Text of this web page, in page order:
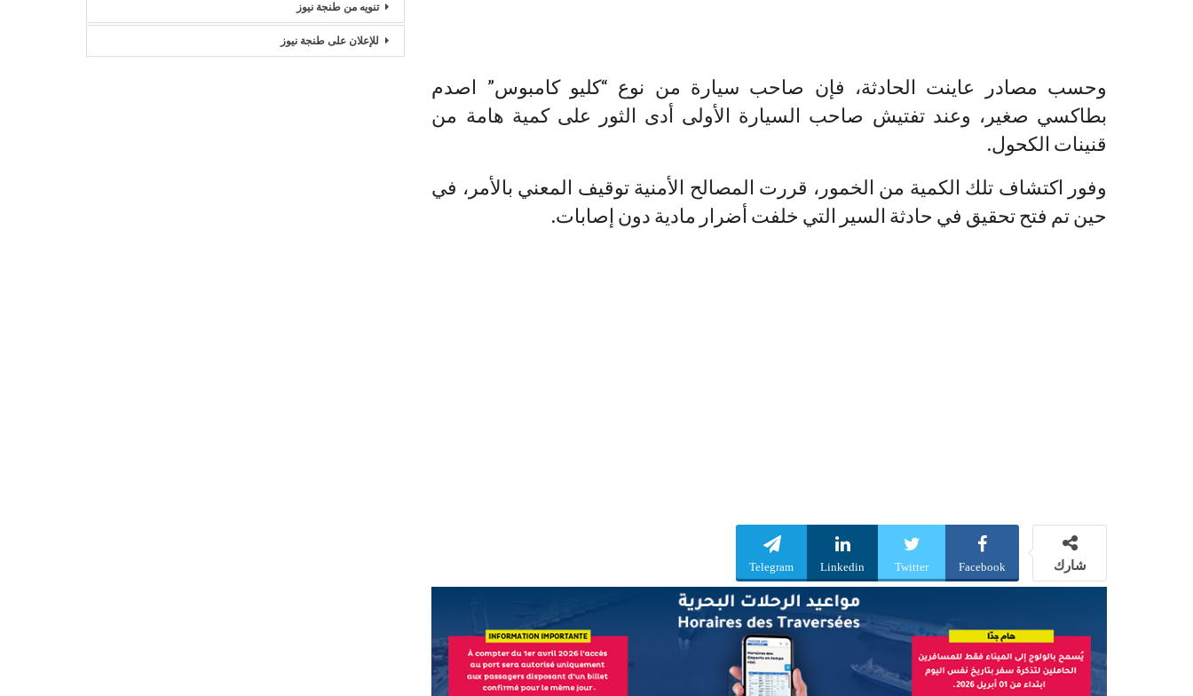
وحسب مصادر عاينت الحادثة، فإن صاحب سيارة من نوع “كليو كامبوس” اصدم
بطاكسي صغير، وعند تفتيش صاحب السيارة الأولى أدى الثور على كمية هامة من
قنينات الكحول.
وفور اكتشاف تلك الكمية من الخمور، قررت المصالح الأمنية توقيف المعني بالأمر، في
حين تم فتح تحقيق في حادثة السير التي خلفت أضرار مادية دون إصابات.
شارك Facebook
Twitter
Linkedin
Telegram
تنويه من طنجة نيوز
للإعلان على طنجة نيوز